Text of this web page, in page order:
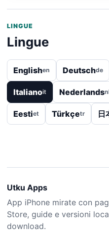
LINGUE
Lingue
Englishen Deutschde
Italianoit Nederlands
Eestiet Türkçetr 日
Utku Apps
App iPhone mirate con
Store, guide e versioni
download.